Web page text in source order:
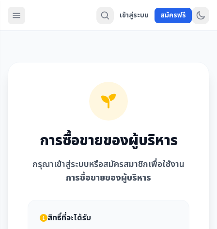
เข้าสู่ระบบ สมัครฟรี
การซื้อขายของผู้บริหาร
กรุณาเข้าสู่ระบบหรือสมัครสมาชิกเพื่อใช้งาน
การซื้อขายของผู้บริหาร
สิทธิ์ที่จะได้รับ